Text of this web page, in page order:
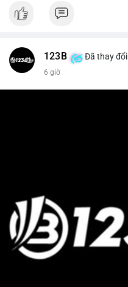
123B Đã thay đổi
6 giờ